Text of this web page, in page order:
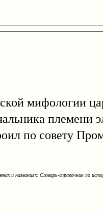
мифологии
племени
по совету
и названиях: Словарь-справочник по